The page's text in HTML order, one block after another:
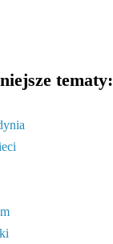
tematy: